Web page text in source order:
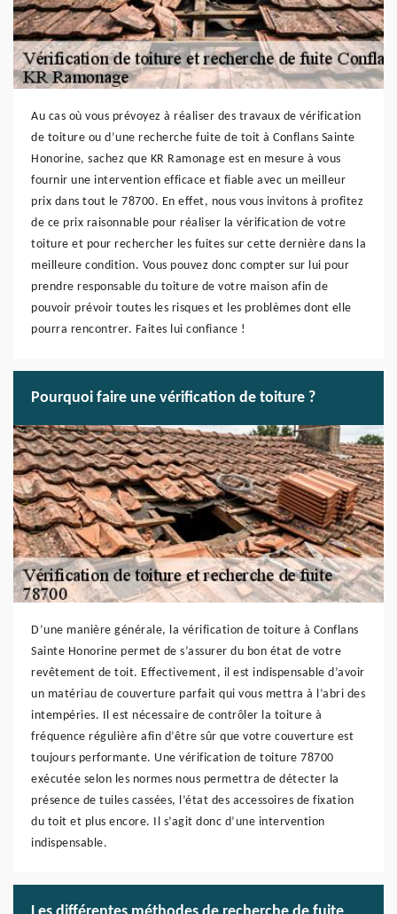
Au cas où vous prévoyez à réaliser des travaux de vérification
de toiture ou d’une recherche fuite de toit à Conflans Sainte
Honorine, sachez que KR Ramonage est en mesure à vous
fournir une intervention efficace et fiable avec un meilleur
prix dans tout le 78700. En effet, nous vous invitons à profitez
de ce prix raisonnable pour réaliser la vérification de votre
toiture et pour rechercher les fuites sur cette dernière dans la
meilleure condition. Vous pouvez donc compter sur lui pour
prendre responsable du toiture de votre maison afin de
pouvoir prévoir toutes les risques et les problèmes dont elle
pourra rencontrer. Faites lui confiance !
Pourquoi faire une vérification de toiture ?
D’une manière générale, la vérification de toiture à Conflans
Sainte Honorine permet de s’assurer du bon état de votre
revêtement de toit. Effectivement, il est indispensable d’avoir
un matériau de couverture parfait qui vous mettra à l’abri des
intempéries. Il est nécessaire de contrôler la toiture à
fréquence régulière afin d’être sûr que votre couverture est
toujours performante. Une vérification de toiture 78700
exécutée selon les normes nous permettra de détecter la
présence de tuiles cassées, l’état des accessoires de fixation
du toit et plus encore. Il s’agit donc d’une intervention
indispensable.